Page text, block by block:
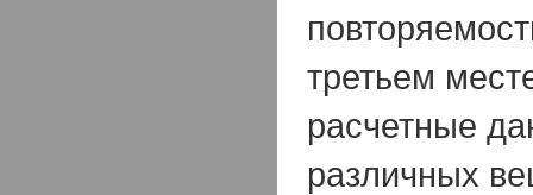
третьем
расчетные
различных